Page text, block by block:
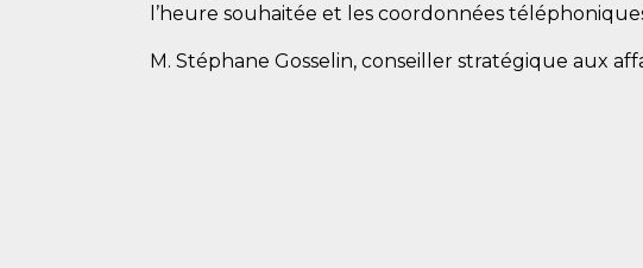
l’heure souhaitée et les coordonnées
M. Stéphane Gosselin, conseiller stratégique aux